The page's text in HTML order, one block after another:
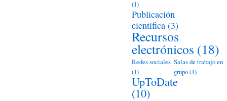
(1)
Publicación
científica (3)
Recursos
electrónicos (18)
Redes sociales
(1)
Salas de trabajo en
grupo(1)
UpToDate
(10)